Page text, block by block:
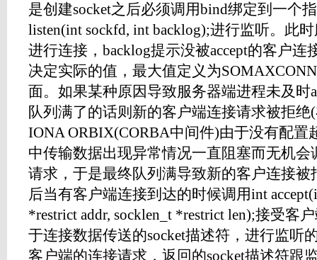
是创建socket之后必须调用bind绑定到一个
listen(int sockfd, int backlog);进行监听。此
进行连接，backlog提示没被accept的客户
决定实际的值，最大值定义为
面。如果某种原因导致服务器端进程未及时
队列满了的话则新的客户端连接请求被拒
IONA ORBIX(CORBA中间件)由于没有配
中传输数据出现异常情况一直阻塞而无机会
请求，于是最终队列满导致新的客户连
后当有客户端连接到达的时候调用int
*restrict addr, socklen_t *restrict len);接受客
于连接数据传送的socket描述符，进行监听
客户端的连接请求，返回的socket描述符跟